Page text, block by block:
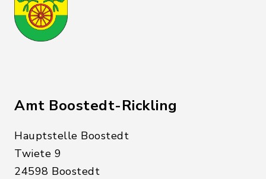
Amt Boostedt-Rickling
Hauptstelle Boostedt
Twiete 9
24598 Boostedt